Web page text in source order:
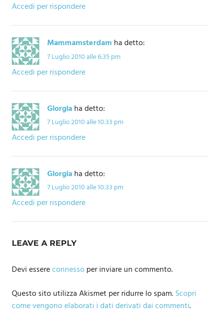
Accedi per rispondere
Mammamsterdam ha detto:
7 Luglio 2010 alle 6:35 pm
Accedi per rispondere
Giorgiaha detto:
7 Luglio 2010 alle 10:33 pm
Accedi per rispondere
Giorgiaha detto:
7 Luglio 2010 alle 10:33 pm
Accedi per rispondere
LEAVE A REPLY
Devi essereconnessoper inviare un commento.
Questo sito utilizza Akismet per ridurre lo spam.Scopri
come vengono elaborati i dati derivati dai commenti.